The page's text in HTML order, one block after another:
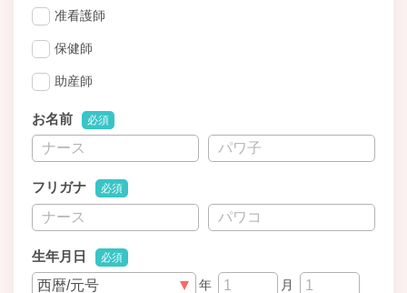
准看護師
保健師
助産師
お名前 必須
フリガナ 必須
生年月日 必須
年
月